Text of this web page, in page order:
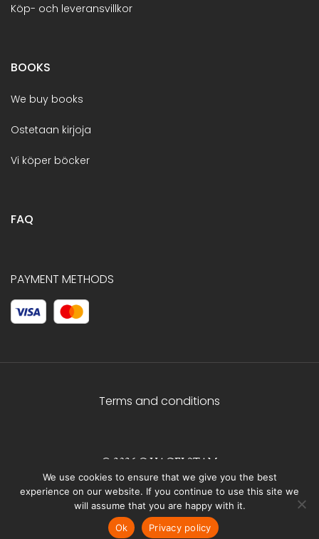
Köp- och leveransvillkor
BOOKS
We buy books
Ostetaan kirjoja
Vi köper böcker
FAQ
PAYMENT METHODS
Terms and conditions
© 2026 C.HAGELSTAM
We use cookies to ensure that we give you the best
experience on our website. If you continue to use this site we
will assume that you are happy with it.
Ok
Privacy policy